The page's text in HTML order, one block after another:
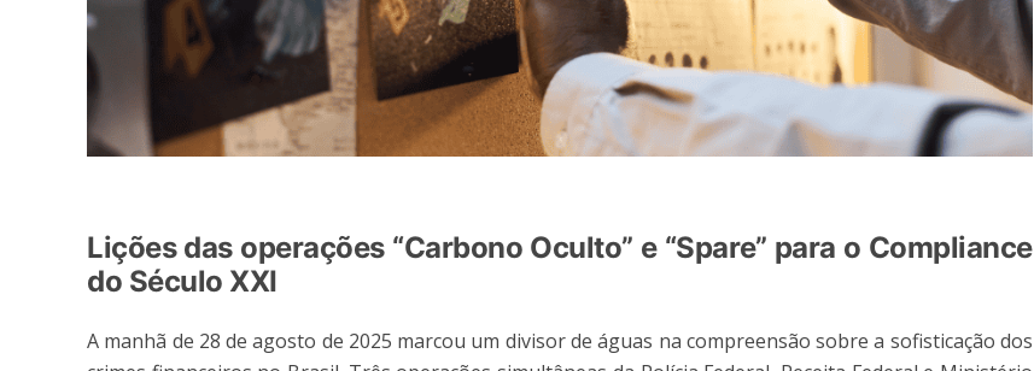
Lições das operações “Carbono Oculto” e “Spare” para o Compliance
do Século XXI
A manhã de 28 de agosto de 2025 marcou um divisor de águas na compreensão sobre a sofisticação dos